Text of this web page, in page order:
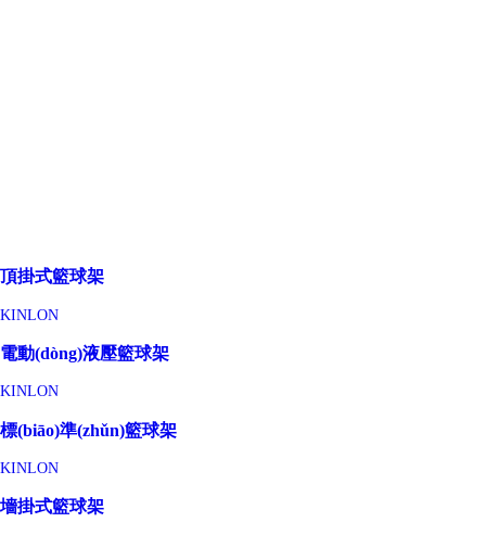
頂掛式籃球架
KINLON
電動(dòng)液壓籃球架
KINLON
標(biāo)準(zhǔn)籃球架
KINLON
墻掛式籃球架